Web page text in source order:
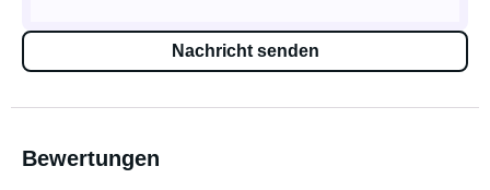
Nachricht senden
Bewertungen